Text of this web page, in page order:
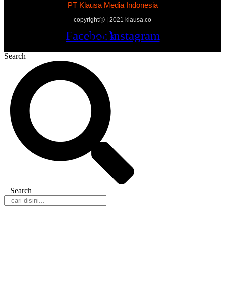
PT Klausa Media Indonesia
copyrightⓑ | 2021 klausa.co
Facebook
Twitter
Youtube
Instagram
Search
Search